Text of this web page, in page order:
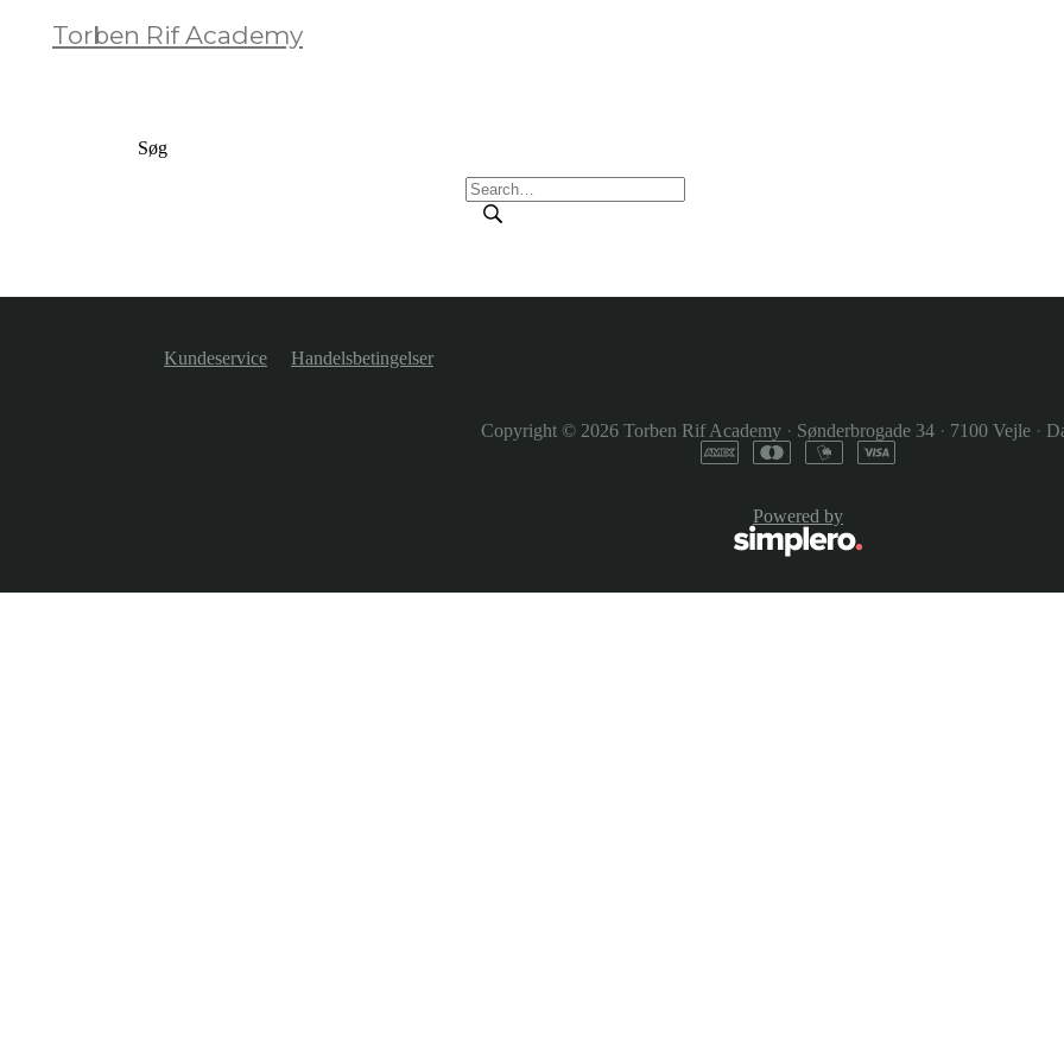
Torben Rif Academy
Søg
Kundeservice Handelsbetingelser
Copyright © 2026 Torben Rif Academy · Sønderbrogade 34 · 7100 Vejle ·
Powered by